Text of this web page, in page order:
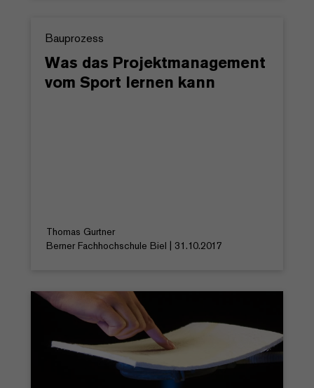
Bauprozess
Was das Projektmanagement
vom Sport lernen kann
Thomas Gurtner
Berner Fachhochschule Biel | 31.10.2017